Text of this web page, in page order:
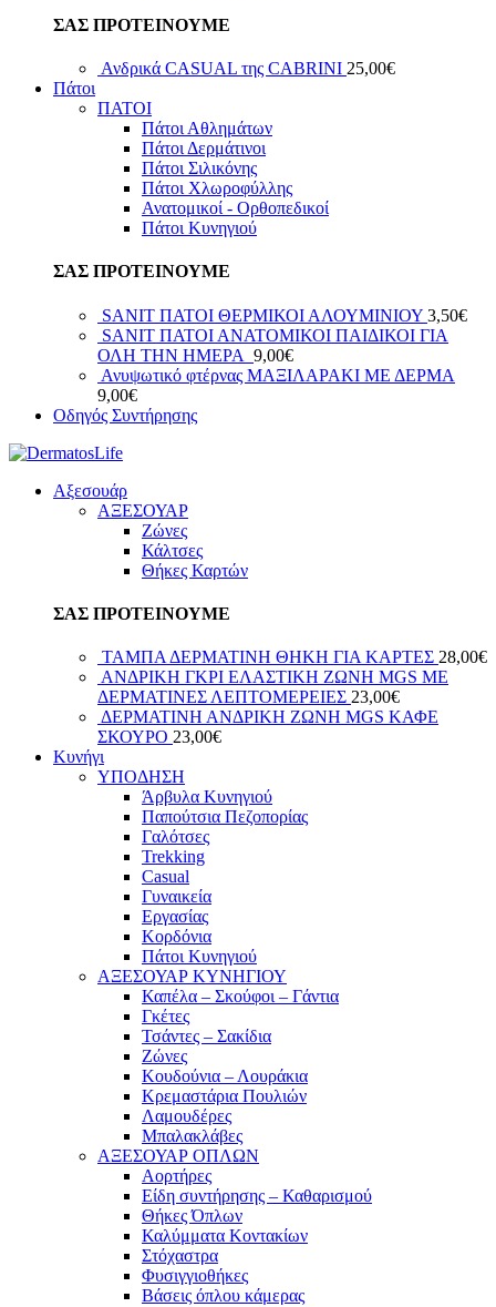
ΣΑΣ ΠΡΟΤΕΙΝΟΥΜΕ
Ανδρικά CASUAL της CABRINI 25,00€
Πάτοι
ΠΑΤΟΙ
Πάτοι Αθλημάτων
Πάτοι Δερμάτινοι
Πάτοι Σιλικόνης
Πάτοι Χλωροφύλλης
Ανατομικοί - Ορθοπεδικοί
Πάτοι Κυνηγιού
ΣΑΣ ΠΡΟΤΕΙΝΟΥΜΕ
SANIT ΠΑΤΟΙ ΘΕΡΜΙΚΟΙ ΑΛΟΥΜΙΝΙΟΥ 3,50€
SANIT ΠΑΤΟΙ ΑΝΑΤΟΜΙΚΟΙ ΠΑΙΔΙΚΟΙ ΓΙΑ
ΟΛΗ ΤΗΝ ΗΜΕΡΑ 9,00€
Ανυψωτικό φτέρνας ΜΑΞΙΛΑΡΑΚΙ ΜΕ ΔΕΡΜΑ
9,00€
Οδηγός Συντήρησης
Αξεσουάρ
ΑΞΕΣΟΥΑΡ
Ζώνες
Κάλτσες
Θήκες Καρτών
ΣΑΣ ΠΡΟΤΕΙΝΟΥΜΕ
ΤΑΜΠΑ ΔΕΡΜΑΤΙΝΗ ΘΗΚΗ ΓΙΑ ΚΑΡΤΕΣ 28,00€
ΑΝΔΡΙΚΗ ΓΚΡΙ ΕΛΑΣΤΙΚΗ ΖΩΝΗ MGS ΜΕ
ΔΕΡΜΑΤΙΝΕΣ ΛΕΠΤΟΜΕΡΕΙΕΣ 23,00€
ΔΕΡΜΑΤΙΝΗ ΑΝΔΡΙΚΗ ΖΩΝΗ MGS ΚΑΦΕ
ΣΚΟΥΡΟ 23,00€
Κυνήγι
ΥΠΟΔΗΣΗ
Άρβυλα Κυνηγιού
Παπούτσια Πεζοπορίας
Γαλότσες
Trekking
Casual
Γυναικεία
Εργασίας
Κορδόνια
Πάτοι Κυνηγιού
ΑΞΕΣΟΥΑΡ ΚΥΝΗΓΙΟΥ
Καπέλα – Σκούφοι – Γάντια
Γκέτες
Τσάντες – Σακίδια
Ζώνες
Κουδούνια – Λουράκια
Κρεμαστάρια Πουλιών
Λαμουδέρες
Μπαλακλάβες
ΑΞΕΣΟΥΑΡ ΟΠΛΩΝ
Αορτήρες
Είδη συντήρησης – Καθαρισμού
Θήκες Όπλων
Καλύμματα Κοντακίων
Στόχαστρα
Φυσιγγιοθήκες
Βάσεις όπλου κάμερας